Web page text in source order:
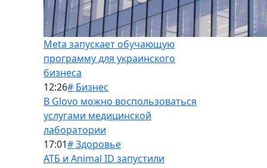
Meta запускает обучающую
программу для украинского
бизнеса
12:26# Бизнес
В Glovo можно воспользоваться
услугами медицинской
лаборатории
17:01# Здоровье
АТБ и Animal ID запустили